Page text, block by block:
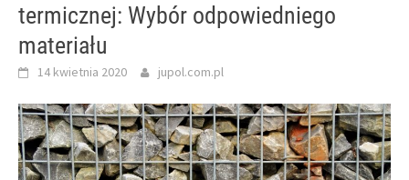
termicznej: Wybór odpowiedniego
materiału
14 kwietnia 2020 jupol.com.pl